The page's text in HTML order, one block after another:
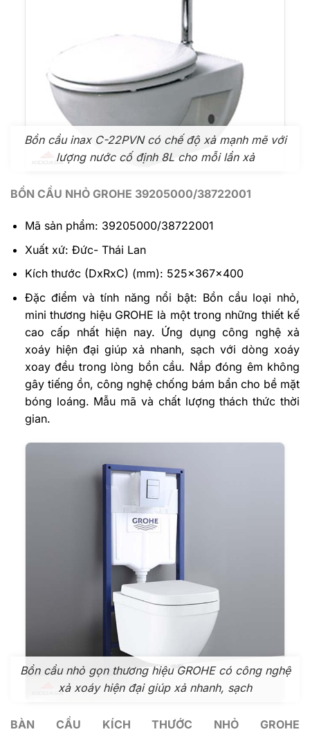
Bồn cầu inax C-22PVN có chế độ xả mạnh mẽ với
lượng nước cố định 8L cho mỗi lần xả
BỒN CẦU NHỎ GROHE 39205000/38722001
Mã sản phẩm: 39205000/38722001
Xuất xứ: Đức- Thái Lan
Kích thước (DxRxC) (mm): 525x367x400
Đặc điểm và tính năng nổi bật: Bồn cầu loại nhỏ,
mini thương hiệu GROHE là một trong những thiết kế
cao cấp nhất hiện nay. Ứng dụng công nghệ xả
xoáy hiện đại giúp xả nhanh, sạch với dòng xoáy
xoay đều trong lòng bồn cầu. Nắp đóng êm không
gây tiếng ồn, công nghệ chống bám bẩn cho bề mặt
bóng loáng. Mẫu mã và chất lượng thách thức thời
gian.
Bồn cầu nhỏ gọn thương hiệu GROHE có công nghệ
xả xoáy hiện đại giúp xả nhanh, sạch
BÀN CẦU KÍCH THƯỚC NHỎ GROHE